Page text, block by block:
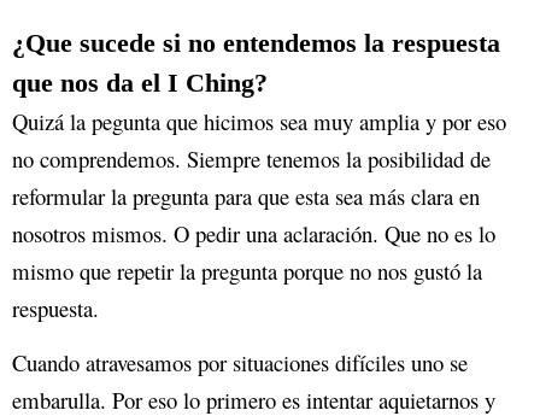
¿Que sucede si no entendemos la respuesta
que nos da el I Ching?
Quizá la pegunta que hicimos sea muy amplia y por eso
no comprendemos. Siempre tenemos la posibilidad de
reformular la pregunta para que esta sea más clara en
nosotros mismos. O pedir una aclaración. Que no es lo
mismo que repetir la pregunta porque no nos gustó la
respuesta.
Cuando atravesamos por situaciones difíciles uno se
embarulla. Por eso lo primero es intentar aquietarnos y